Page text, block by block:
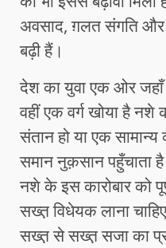
अवसाद, ग़लत संगति और
बढ़ी हैं।
देश का युवा एक ओर जहाँ
वहीं एक वर्ग खोया है नशे
संतान हो या एक सामान्य
समान नुक़सान पहुँचाता
नशे के इस कारोबार को
सख्त़ विधेयक लाना
सख्त़ से सख्त़ सजा का